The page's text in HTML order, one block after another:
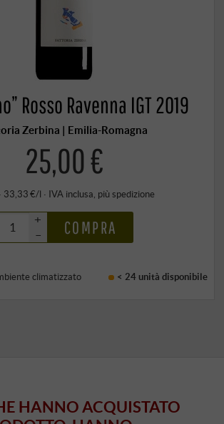
Rosso Ravenna IGT 2019
Zerbina | Emilia-Romagna
25,00 €
33,33 €/l · IVA inclusa , più spedizione
+
–
COMPRA
climatizzato < 24 unità disponibile
HANNO ACQUISTATO